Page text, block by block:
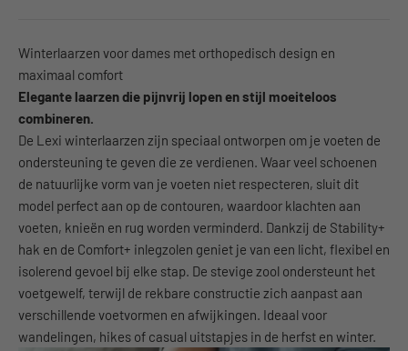
Winterlaarzen voor dames met orthopedisch design en
maximaal comfort
Elegante laarzen die pijnvrij lopen en stijl moeiteloos
combineren.
De Lexi winterlaarzen zijn speciaal ontworpen om je voeten de
ondersteuning te geven die ze verdienen. Waar veel schoenen
de natuurlijke vorm van je voeten niet respecteren, sluit dit
model perfect aan op de contouren, waardoor klachten aan
voeten, knieën en rug worden verminderd. Dankzij de Stability+
hak en de Comfort+ inlegzolen geniet je van een licht, flexibel en
isolerend gevoel bij elke stap. De stevige zool ondersteunt het
voetgewelf, terwijl de rekbare constructie zich aanpast aan
verschillende voetvormen en afwijkingen. Ideaal voor
wandelingen, hikes of casual uitstapjes in de herfst en winter.